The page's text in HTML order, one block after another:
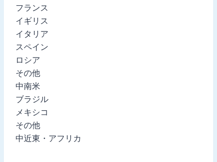
フランス
イギリス
イタリア
スペイン
ロシア
その他
中南米
ブラジル
メキシコ
その他
中近東・アフリカ